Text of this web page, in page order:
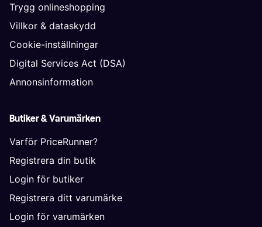
Trygg onlineshopping
Villkor & dataskydd
Cookie-inställningar
Digital Services Act (DSA)
Annonsinformation
Butiker & Varumärken
Varför PriceRunner?
Registrera din butik
Login för butiker
Registrera ditt varumärke
Login för varumärken